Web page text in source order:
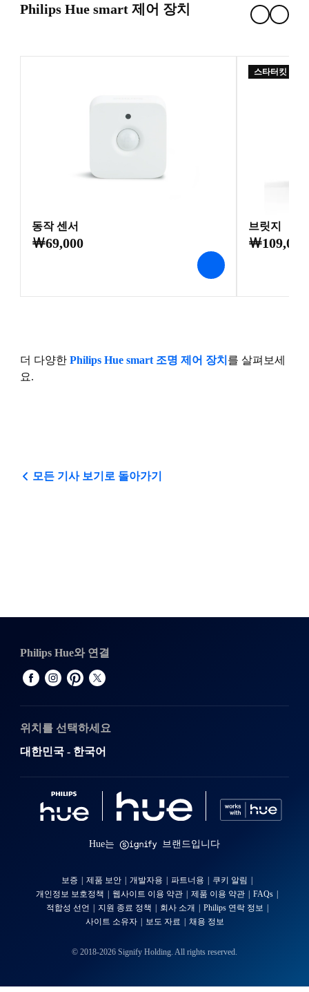
Philips Hue smart 제어 장치
동작 센서
￦69,000
스타터킷 만들
브릿지
￦109,000
더 다양한 Philips Hue smart 조명 제어 장치 를 살펴보세
요.
모든 기사 보기로 돌아가기
Philips Hue와 연결
위치를 선택하세요
대한민국 - 한국어
Hue는 브랜드입니다
보증 제품 보안 개발자용 파트너용
쿠키 알림
개인정보 보호정책
웹사이트 이용 약관 제품 이용 약관
FAQs
적합성 선언
지원 종료 정책 회사 소개
Philips 연락 정보
사이트 소유자
보도 자료 채용 정보
© 2018-2026 Signify Holding. All rights reserved.